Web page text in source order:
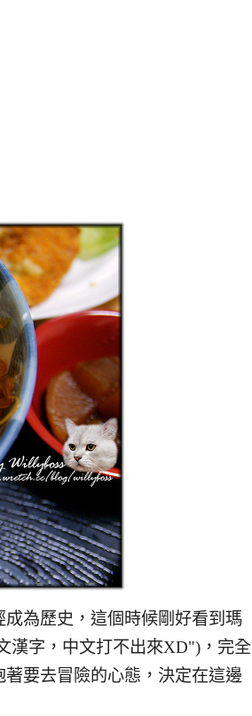
成為歷史，這個時候剛好看到瑪
漢字，中文打不出來XD")，完全
要去冒險的心態，決定在這邊